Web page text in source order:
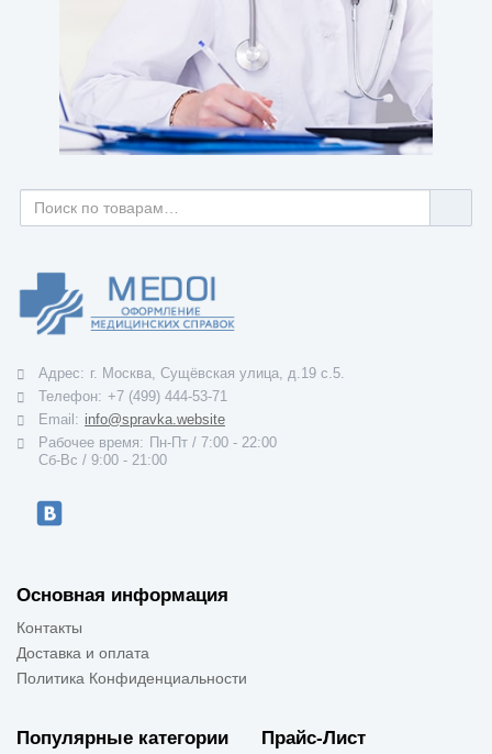
Адрес: г. Москва, Сущёвская улица, д.19 с.5.
Телефон: +7 (499) 444-53-71
Email: info@spravka.website
Рабочее время: Пн-Пт / 7:00 - 22:00
Cб-Вс / 9:00 - 21:00
Основная информация
Контакты
Доставка и оплата
Политика Конфиденциальности
Популярные категории Прайс-Лист